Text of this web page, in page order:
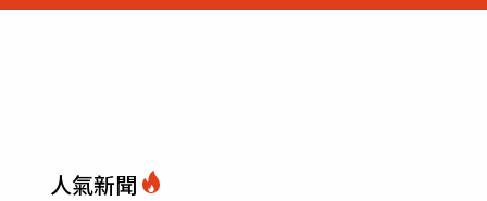
人氣新聞